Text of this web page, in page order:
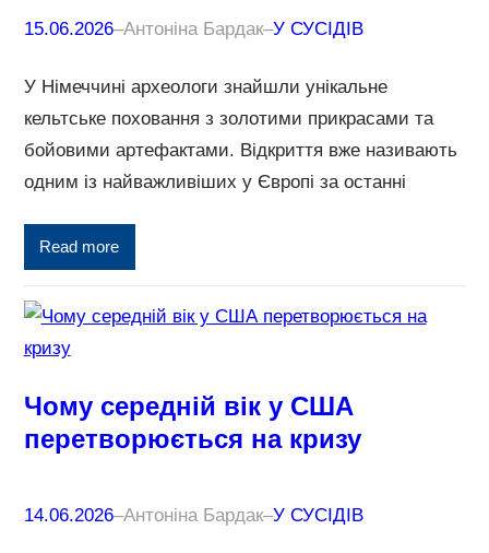
15.06.2026–Антоніна Бардак–У СУСІДІВ
У Німеччині археологи знайшли унікальне
кельтське поховання з золотими прикрасами та
бойовими артефактами. Відкриття вже називають
одним із найважливіших у Європі за останні
Read more
Чому середній вік у США
перетворюється на кризу
14.06.2026–Антоніна Бардак–У СУСІДІВ